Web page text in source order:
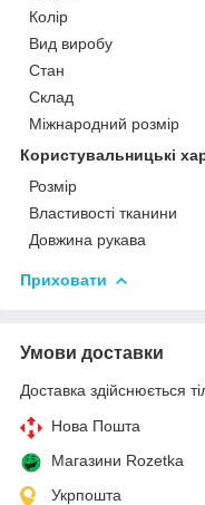
Колір
Вид виробу
Стан
Склад
Міжнародний розмір
Користувальницькі
Розмір
Властивості тканини
Довжина рукава
Приховати
Умови доставки
Доставка здійснюється
Нова Пошта
Магазини Rozetka
Укрпошта